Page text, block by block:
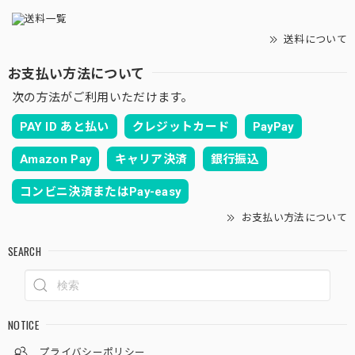
送料について
お支払い方法について
次の方法がご利用いただけます。
PAY ID あと払い クレジットカード PayPay
Amazon Pay キャリア決済 銀行振込
コンビニ決済またはPay-easy
お支払い方法について
SEARCH
NOTICE
プライバシーポリシー